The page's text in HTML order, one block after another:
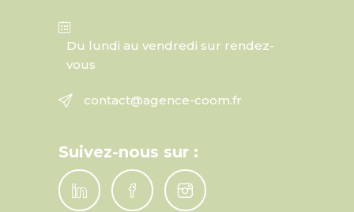
Du lundi au vendredi sur rendez-
vous
contact@agence-coom.fr
Suivez-nous sur :